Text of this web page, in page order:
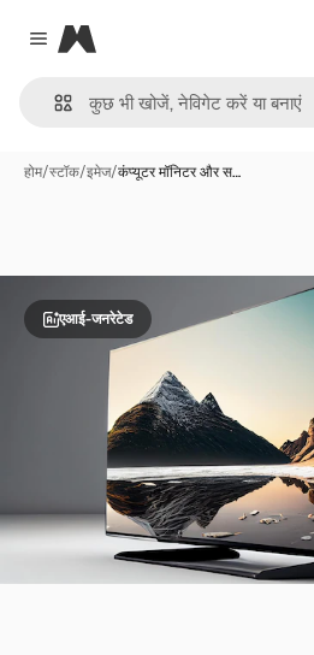
Close menu
Magnific
होम/स्टॉक/इमेज/कंप्यूटर मॉनिटर और स…
एआई-जनरेटेड